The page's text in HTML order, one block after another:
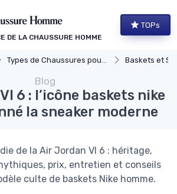
DE LA CHAUSSURE HOMME
TOPs
Types de Chaussures pour Hommes Baskets et
Blog
6 : l’icône baskets nike
la sneaker moderne
de la Air Jordan VI 6 : héritage,
prix, entretien et conseils
culte de baskets Nike homme.
cookies